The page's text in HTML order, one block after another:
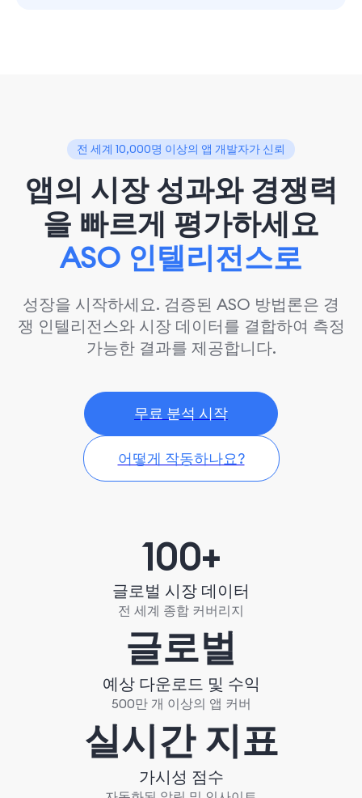
전 세계 10,000명 이상의 앱 개발자가 신뢰
앱의 시장 성과와 경쟁력
을 빠르게 평가하세요
ASO 인텔리전스로
성장을 시작하세요. 검증된 ASO 방법론은 경
쟁 인텔리전스와 시장 데이터를 결합하여 측정
가능한 결과를 제공합니다.
무료 분석 시작
어떻게 작동하나요?
100+
글로벌 시장 데이터
전 세계 종합 커버리지
글로벌
예상 다운로드 및 수익
500만 개 이상의 앱 커버
실시간 지표
가시성 점수